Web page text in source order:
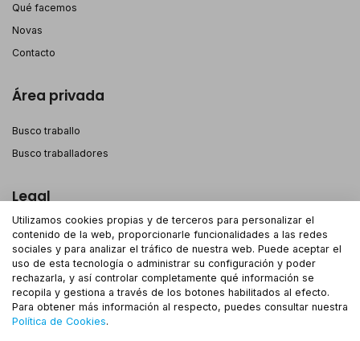
Qué facemos
Novas
Contacto
Área privada
Busco traballo
Busco traballadores
Legal
Aviso legal
Política de privacidade
Política de cookies
Utilizamos cookies propias y de terceros para personalizar el
contenido de la web, proporcionarle funcionalidades a las redes
sociales y para analizar el tráfico de nuestra web. Puede aceptar el
uso de esta tecnología o administrar su configuración y poder
rechazarla, y así controlar completamente qué información se
recopila y gestiona a través de los botones habilitados al efecto.
Para obtener más información al respecto, puedes consultar nuestra
Política de Cookies.